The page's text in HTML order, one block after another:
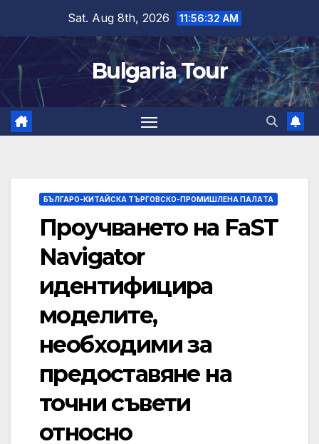
content
Sat. Aug 8th, 2026 11:56:33 AM
Bulgaria Tour
БЪЛГАРО-КИТАЙСКА ТЪРГОВСКО-ПРОМИШЛЕНА ПАЛAТА
Проучването на FaST
Navigator
идентифицира
моделите,
необходими за
предоставяне на
точни съвети
относно